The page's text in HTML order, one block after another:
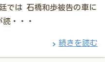
では 石橋和歩被告の車に
・・・
続きを読む